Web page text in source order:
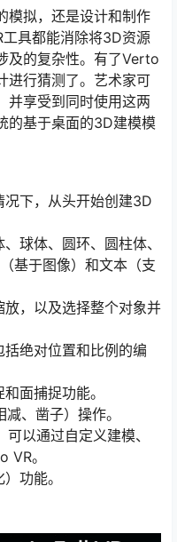
模拟，还是设计和制作
具都能消除将3D资源
及的复杂性。有了Verto
进行猜测了。艺术家可
并享受到同时使用这两
的基于桌面的3D建模模
下，从头开始创建3D
球体、圆环、圆柱体、
基于图像）和文本（支
，以及选择整个对象并
绝对位置和比例的编
面捕捉功能。
、凿子）操作。
以通过自定义建模、
VR。
功能。